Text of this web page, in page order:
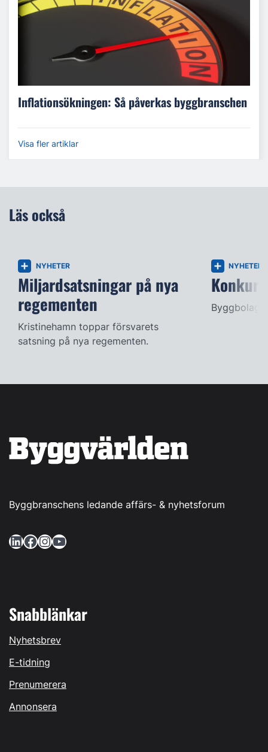
Inflationsökningen: Så påverkas byggbranschen
Visa fler artiklar
Läs också
NYHETER
Miljardsatsningar på nya
regementen
Kristinehamn toppar försvarets
satsning på nya regementen.
NYHETER
Byggbolag
Byggbranschens ledande affärs- & nyhetsforum
LinkedIn Facebook InstagramYouTube
Snabblänkar
Nyhetsbrev
E-tidning
Prenumerera
Annonsera